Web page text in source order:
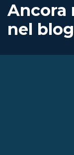
Ancora
nel